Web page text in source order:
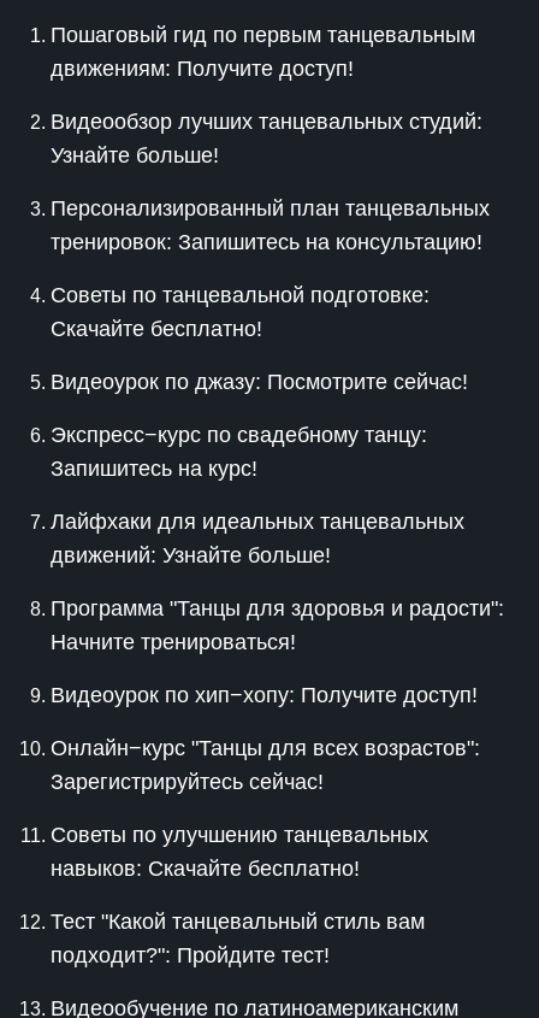
Пошаговый гид по первым танцевальным
движениям: Получите доступ!
Видеообзор лучших танцевальных студий:
Узнайте больше!
Персонализированный план танцевальных
тренировок: Запишитесь на консультацию!
Советы по танцевальной подготовке:
Скачайте бесплатно!
Видеоурок по джазу: Посмотрите сейчас!
Экспресс−курс по свадебному танцу:
Запишитесь на курс!
Лайфхаки для идеальных танцевальных
движений: Узнайте больше!
Программа "Танцы для здоровья и радости":
Начните тренироваться!
Видеоурок по хип−хопу: Получите доступ!
Онлайн−курс "Танцы для всех возрастов":
Зарегистрируйтесь сейчас!
Советы по улучшению танцевальных
навыков: Скачайте бесплатно!
Тест "Какой танцевальный стиль вам
подходит?": Пройдите тест!
Видеообучение по латиноамериканским